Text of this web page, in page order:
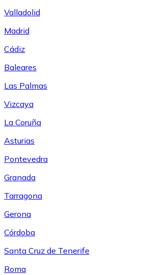
Valladolid
Madrid
Cádiz
Baleares
Las Palmas
Vizcaya
La Coruña
Asturias
Pontevedra
Granada
Tarragona
Gerona
Córdoba
Santa Cruz de Tenerife
Roma